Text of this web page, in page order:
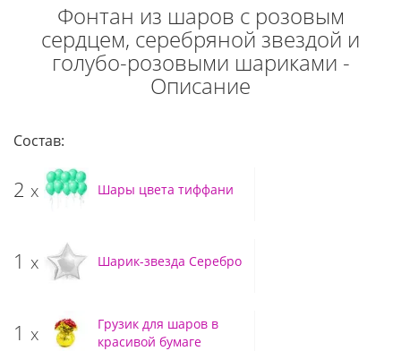
Фонтан из шаров с розовым
сердцем, серебряной звездой и
голубо-розовыми шариками -
Описание
Состав:
2 x Шары цвета тиффани
1 x Шарик-звезда Серебро
1 x
Грузик для шаров в
красивой бумаге